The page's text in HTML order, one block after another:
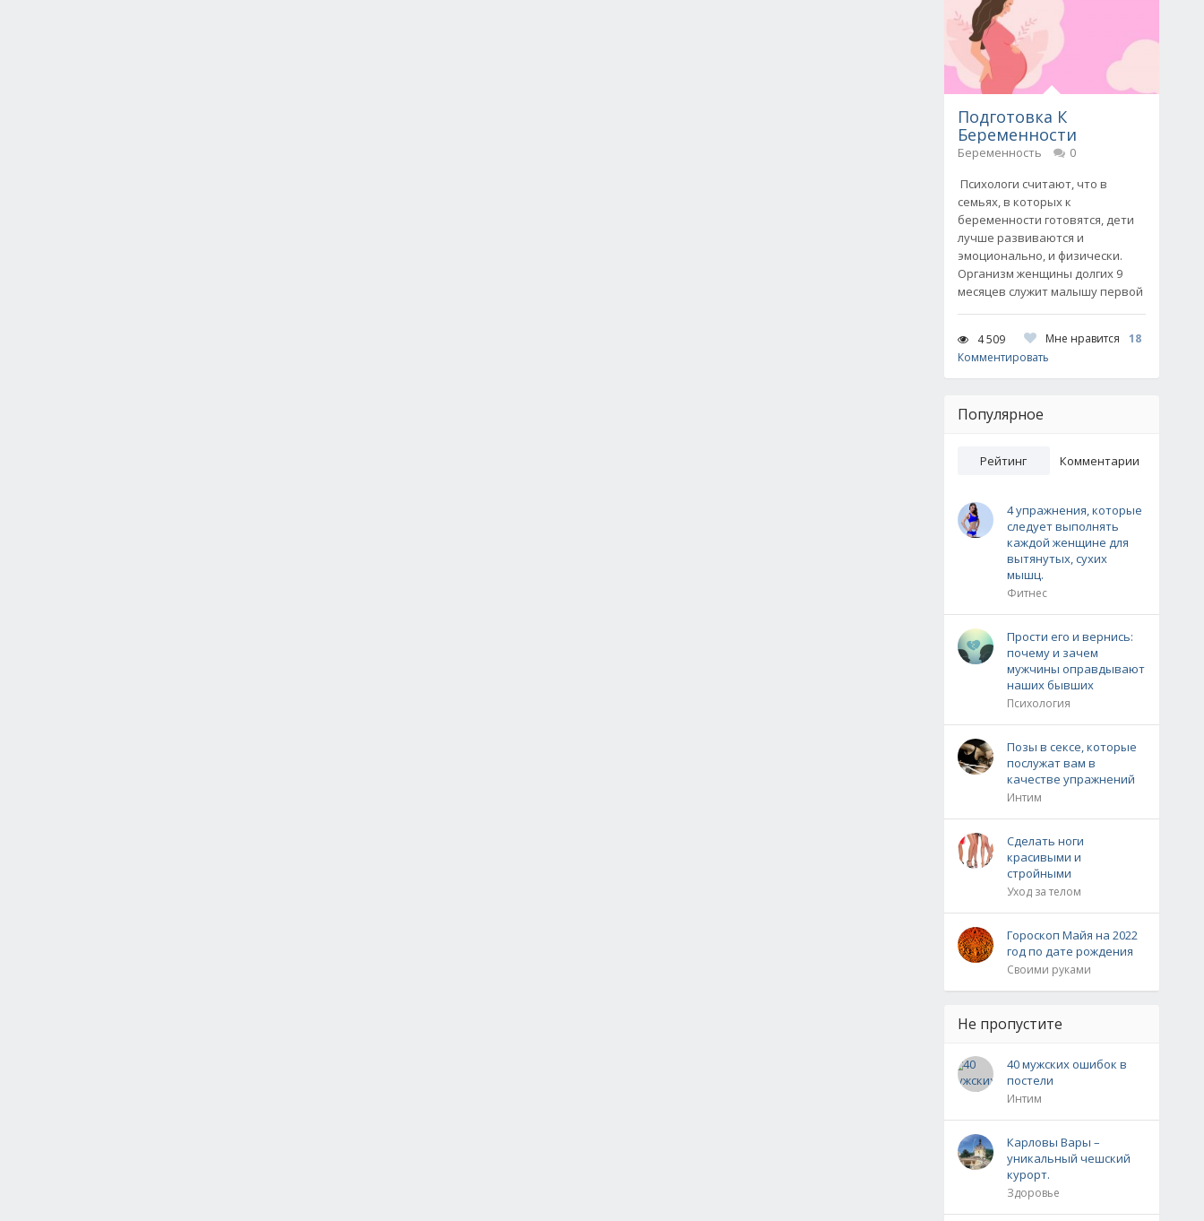
Подготовка К
Беременности
Беременность
0
Психологи считают, что в
семьях, в которых к
беременности готовятся, дети
лучше развиваются и
эмоционально, и физически.
Организм женщины долгих 9
месяцев служит малышу первой
4 509 Мне нравится
18
Комментировать
Популярное
Рейтинг Комментарии
4 упражнения, которые
следует выполнять
каждой женщине для
вытянутых, сухих
мышц.
Фитнес
Прости его и вернись:
почему и зачем
мужчины оправдывают
наших бывших
Психология
Позы в сексе, которые
послужат вам в
качестве упражнений
Интим
Сделать ноги
красивыми и
стройными
Уход за телом
Гороскоп Майя на 2022
год по дате рождения
Своими руками
Не пропустите
40 мужских ошибок в
постели
Интим
Карловы Вары –
уникальный чешский
курорт.
Здоровье